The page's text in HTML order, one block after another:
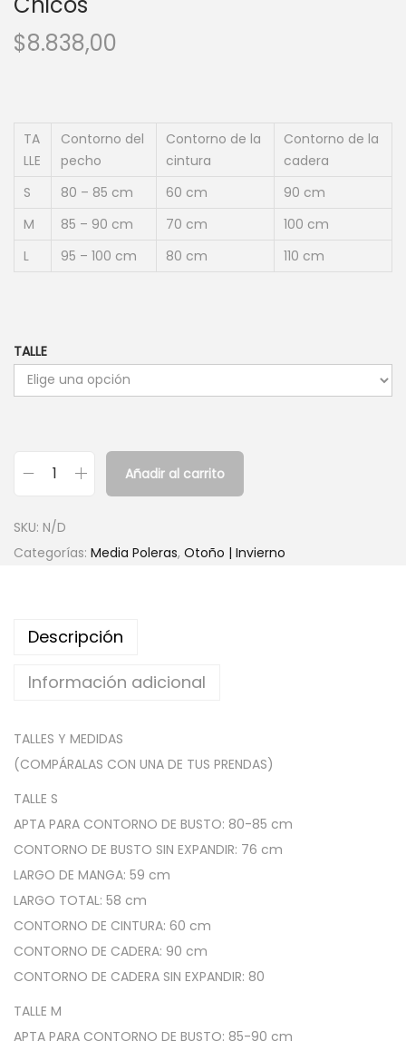
$8.838,00
TA
LLE
Contorno del
pecho
Contorno de la
cintura
Contorno de la
cadera
S
80 – 85 cm 60 cm
90 cm
M
85 – 90 cm 70 cm
100 cm
L
95 – 100 cm 80 cm 110 cm
TALLE
d
i
o
e
a
d
e
M
o
e
y
-
a
Añadir al carrito
SKU: N/D
Categorías: Media Poleras, Otoño | Invierno
Descripción
Información adicional
TALLES Y MEDIDAS
(COMPÁRALAS CON UNA DE TUS PRENDAS)
TALLE S
APTA PARA CONTORNO DE BUSTO: 80-85 cm
CONTORNO DE BUSTO SIN EXPANDIR: 76 cm
LARGO DE MANGA: 59 cm
LARGO TOTAL: 58 cm
CONTORNO DE CINTURA: 60 cm
CONTORNO DE CADERA: 90 cm
CONTORNO DE CADERA SIN EXPANDIR: 80
TALLE M
APTA PARA CONTORNO DE BUSTO: 85-90 cm